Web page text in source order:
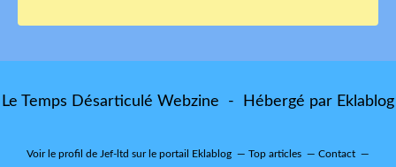
Le Temps Désarticulé Webzine - Hébergé par Eklablog
Voir le profil de Jef-ltd sur le portail Eklablog Top articles Contact